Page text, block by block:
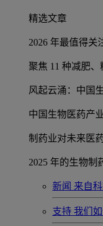
精选文章
2026 年最值得关
聚焦 11 种减肥
风起云涌：中国
中国生物医药产
制药业对未来医
2025 年的生物
新闻 来自
支持 我们如